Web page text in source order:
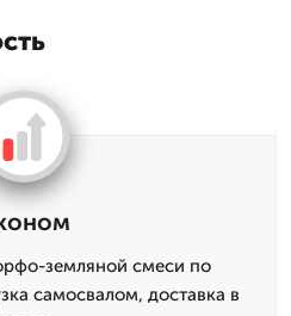
земляной смеси по
самосвалом, доставка в